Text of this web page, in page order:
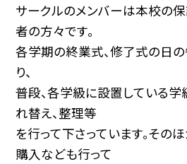
サークルのメンバーは本校の
者の方々です。
各学期の終業式、修了式の日
り、
普段、各学級に設置している学
れ替え、整理等
を行って下さっています。その
購入なども行って